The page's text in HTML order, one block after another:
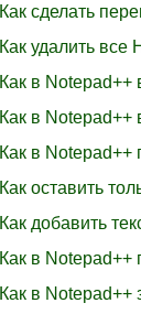
Как сделать
Как удалить все
Как в Notepad++
Как в Notepad++
Как в Notepad++
Как оставить
Как добавить
Как в Notepad++
Как в Notepad++